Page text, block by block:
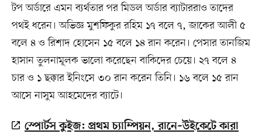
টপ অর্ডারে এমন ব্যর্থতার পর মিডল অর্ডার ব্যাটাররাও তাদের
পথই ধরেন। অভিজ্ঞ মুশফিকুর রহিম ১৭ বলে ৭, জাকের আলী ৫
বলে ৪ ও রিশাদ হোসেন ১৫ বলে ১৪ রান করেন। পেসার তানজিম
হাসান তুলনামূলক ভালো করেছেন বাকিদের চেয়ে। ২৭ বলে ৪
চার ও ১ ছক্কার ইনিংসে ৩০ রান করেন তিনি। ১৬ বলে ১৫ রান
আসে নাসুম আহমেদের ব্যাটে।
স্পোর্টস কুইজ: প্রথম চ্যাম্পিয়ন, রানে–উইকেটে কারা